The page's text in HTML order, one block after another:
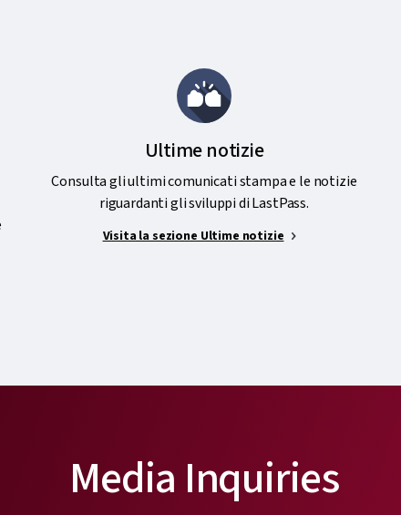
Ultime notizie
Consulta gli ultimi comunicati stampa e le notizie
riguardanti gli sviluppi di LastPass.
Visita la sezione Ultime notizie
Media Inquiries